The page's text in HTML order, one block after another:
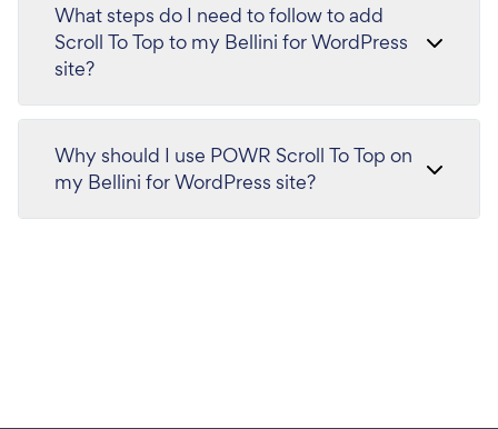
What steps do I need to follow to add
Scroll To Top to my Bellini for WordPress
site?
Why should I use POWR Scroll To Top on
my Bellini for WordPress site?